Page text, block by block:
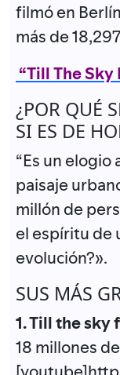
filmó en
más de
“Till The
¿POR QUÉ
SI ES DE
“Es un
paisaje
millón de
el espíritu de
evolución?».
SUS MÁS
1. Till the sky
18 millones